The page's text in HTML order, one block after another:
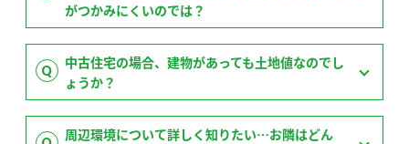
がつかみにくいのでは？
中古住宅の場合、建物があっても土地値なのでし
ょうか？
周辺環境について詳しく知りたい…お隣はどん